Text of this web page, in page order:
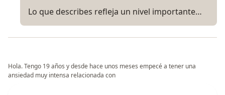
Lo que describes refleja un nivel importante…
Hola. Tengo 19 años y desde hace unos meses empecé a tener una
ansiedad muy intensa relacionada con